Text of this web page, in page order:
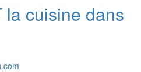
la cuisine dans